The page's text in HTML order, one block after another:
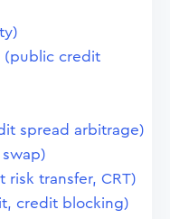
(public credit
spread arbitrage)
risk transfer, CRT)
credit blocking)